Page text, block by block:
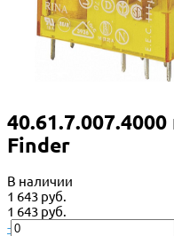
Finder
В наличии
1 643 руб.
1 643 руб.
-